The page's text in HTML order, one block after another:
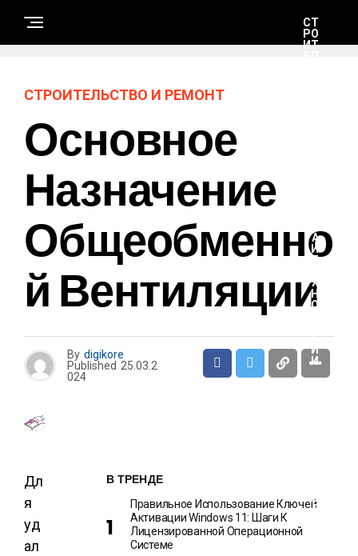
СТ
РО
ИТ
А
И
Т
Х
Н
О
Г
И
И
З
В
СТРОИТЕЛЬСТВО И РЕМОНТ
Основное
Назначение
Общеобменно
Й Вентиляции
By digikore
Published 25.03.2
024
Дл
я
уд
ал
В ТРЕНДЕ
Правильное Использование Ключей
Активации Windows 11: Шаги К
Лицензированной Операционной
Системе